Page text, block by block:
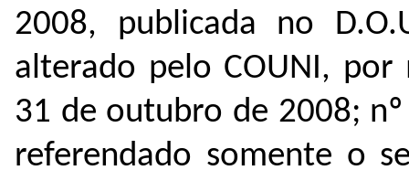
2008, publicada no
alterado pelo COUNI, por
31 de outubro de 2008;
referendado somente o